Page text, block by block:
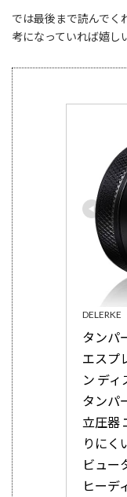
では最後まで読んでく
考になっていれば嬉し
DELERKE
タンパ
エスプ
ン デ
タンパ
立圧器
りにく
ビュー
ヒーデ